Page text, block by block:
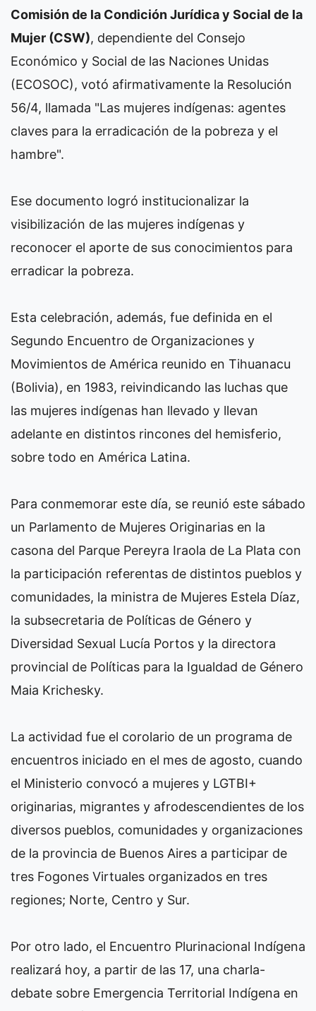
Comisión de la Condición Jurídica y Social de la
Mujer (CSW), dependiente del Consejo
Económico y Social de las Naciones Unidas
(ECOSOC), votó afirmativamente la Resolución
56/4, llamada "Las mujeres indígenas: agentes
claves para la erradicación de la pobreza y el
hambre".
Ese documento logró institucionalizar la
visibilización de las mujeres indígenas y
reconocer el aporte de sus conocimientos para
erradicar la pobreza.
Esta celebración, además, fue definida en el
Segundo Encuentro de Organizaciones y
Movimientos de América reunido en Tihuanacu
(Bolivia), en 1983, reivindicando las luchas que
las mujeres indígenas han llevado y llevan
adelante en distintos rincones del hemisferio,
sobre todo en América Latina.
Para conmemorar este día, se reunió este sábado
un Parlamento de Mujeres Originarias en la
casona del Parque Pereyra Iraola de La Plata con
la participación referentas de distintos pueblos y
comunidades, la ministra de Mujeres Estela Díaz,
la subsecretaria de Políticas de Género y
Diversidad Sexual Lucía Portos y la directora
provincial de Políticas para la Igualdad de Género
Maia Krichesky.
La actividad fue el corolario de un programa de
encuentros iniciado en el mes de agosto, cuando
el Ministerio convocó a mujeres y LGTBI+
originarias, migrantes y afrodescendientes de los
diversos pueblos, comunidades y organizaciones
de la provincia de Buenos Aires a participar de
tres Fogones Virtuales organizados en tres
regiones; Norte, Centro y Sur.
Por otro lado, el Encuentro Plurinacional Indígena
realizará hoy, a partir de las 17, una charla-
debate sobre Emergencia Territorial Indígena en